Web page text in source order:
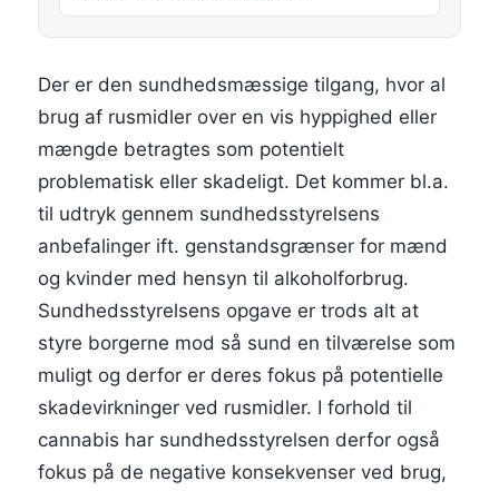
Der er den sundhedsmæssige tilgang, hvor al
brug af rusmidler over en vis hyppighed eller
mængde betragtes som potentielt
problematisk eller skadeligt. Det kommer bl.a.
til udtryk gennem sundhedsstyrelsens
anbefalinger ift. genstandsgrænser for mænd
og kvinder med hensyn til alkoholforbrug.
Sundhedsstyrelsens opgave er trods alt at
styre borgerne mod så sund en tilværelse som
muligt og derfor er deres fokus på potentielle
skadevirkninger ved rusmidler. I forhold til
cannabis har sundhedsstyrelsen derfor også
fokus på de negative konsekvenser ved brug,